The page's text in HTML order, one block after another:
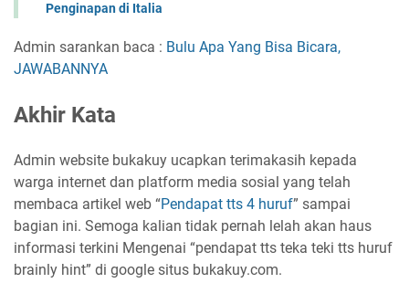
Penginapan di Italia
Admin sarankan baca : Bulu Apa Yang Bisa Bicara,
JAWABANNYA
Akhir Kata
Admin website bukakuy ucapkan terimakasih kepada
warga internet dan platform media sosial yang telah
membaca artikel web “Pendapat tts 4 huruf” sampai
bagian ini. Semoga kalian tidak pernah lelah akan haus
informasi terkini Mengenai “pendapat tts teka teki tts huruf
brainly hint” di google situs bukakuy.com.